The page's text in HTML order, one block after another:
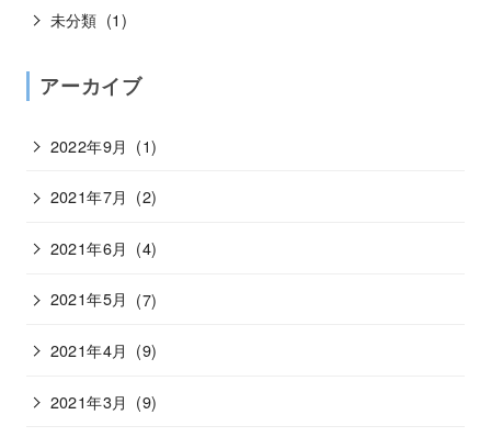
未分類 (1)
アーカイブ
2022年9月 (1)
2021年7月 (2)
2021年6月 (4)
2021年5月 (7)
2021年4月 (9)
2021年3月 (9)